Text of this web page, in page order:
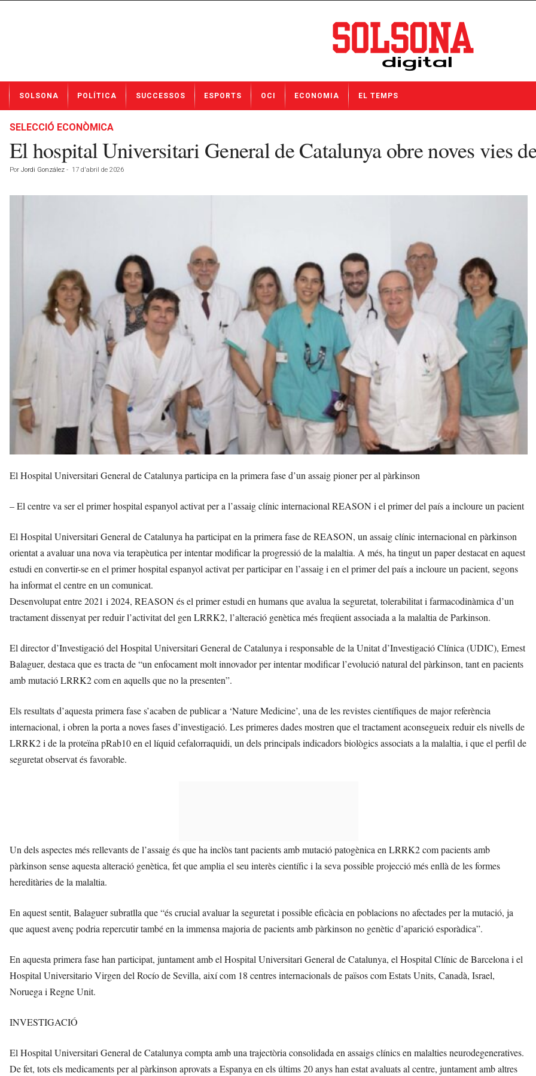
t
SOLSONA POLÍTICA SUCCESSOS ESPORTS OCI ECONOMIA EL TEMPS
SELECCIÓ ECONÒMICA
El hospital Universitari General de Catalunya obre noves vies
Por Jordi González - 17 d'abril de 2026
El Hospital Universitari General de Catalunya participa en la primera fase d’un assaig pioner per al pàrkinson
– El centre va ser el primer hospital espanyol activat per a l’assaig clínic internacional REASON i el primer del país a incloure un pacient
El Hospital Universitari General de Catalunya ha participat en la primera fase de REASON, un assaig clínic internacional en pàrkinson
orientat a avaluar una nova via terapèutica per intentar modificar la progressió de la malaltia. A més, ha tingut un paper destacat en aquest
estudi en convertir-se en el primer hospital espanyol activat per participar en l’assaig i en el primer del país a incloure un pacient, segons
ha informat el centre en un comunicat.
Desenvolupat entre 2021 i 2024, REASON és el primer estudi en humans que avalua la seguretat, tolerabilitat i farmacodinàmica d’un
tractament dissenyat per reduir l’activitat del gen LRRK2, l’alteració genètica més freqüent associada a la malaltia de Parkinson.
El director d’Investigació del Hospital Universitari General de Catalunya i responsable de la Unitat d’Investigació Clínica (UDIC), Ernest
Balaguer, destaca que es tracta de “un enfocament molt innovador per intentar modificar l’evolució natural del pàrkinson, tant en pacients
amb mutació LRRK2 com en aquells que no la presenten”.
Els resultats d’aquesta primera fase s’acaben de publicar a ‘Nature Medicine’, una de les revistes científiques de major referència
internacional, i obren la porta a noves fases d’investigació. Les primeres dades mostren que el tractament aconsegueix reduir els nivells de
LRRK2 i de la proteïna pRab10 en el líquid cefalorraquidi, un dels principals indicadors biològics associats a la malaltia, i que el perfil de
seguretat observat és favorable.
Un dels aspectes més rellevants de l’assaig és que ha inclòs tant pacients amb mutació patogènica en LRRK2 com pacients amb
pàrkinson sense aquesta alteració genètica, fet que amplia el seu interès científic i la seva possible projecció més enllà de les formes
hereditàries de la malaltia.
En aquest sentit, Balaguer subratlla que “és crucial avaluar la seguretat i possible eficàcia en poblacions no afectades per la mutació, ja
que aquest avenç podria repercutir també en la immensa majoria de pacients amb pàrkinson no genètic d’aparició esporàdica”.
En aquesta primera fase han participat, juntament amb el Hospital Universitari General de Catalunya, el Hospital Clínic de Barcelona i el
Hospital Universitario Virgen del Rocío de Sevilla, així com 18 centres internacionals de països com Estats Units, Canadà, Israel,
Noruega i Regne Unit.
INVESTIGACIÓ
El Hospital Universitari General de Catalunya compta amb una trajectòria consolidada en assaigs clínics en malalties neurodegeneratives.
De fet, tots els medicaments per al pàrkinson aprovats a Espanya en els últims 20 anys han estat avaluats al centre, juntament amb altres